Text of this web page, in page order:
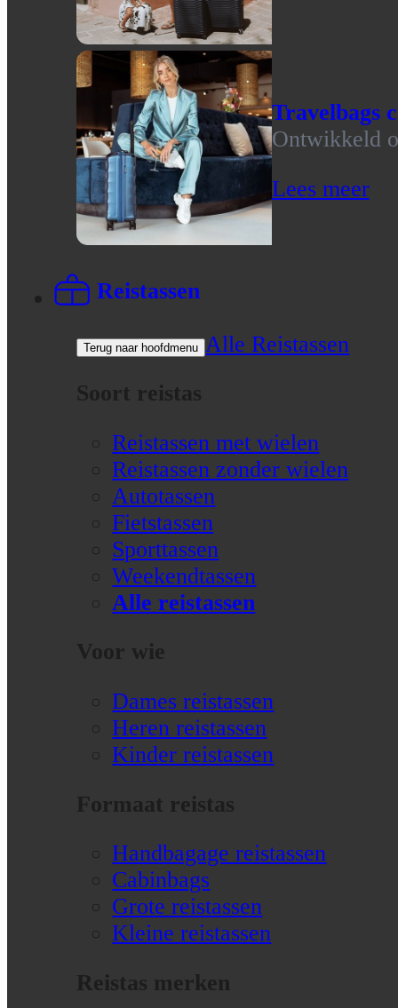
Travelbags
Ontwikkeld
Lees meer
Reistassen
Terug naar hoofdmenu
Alle Reistassen
Soort reistas
Reistassen met wielen
Reistassen zonder wielen
Autotassen
Fietstassen
Sporttassen
Weekendtassen
Alle reistassen
Voor wie
Dames reistassen
Heren reistassen
Kinder reistassen
Formaat reistas
Handbagage reistassen
Cabinbags
Grote reistassen
Kleine reistassen
Reistas merken